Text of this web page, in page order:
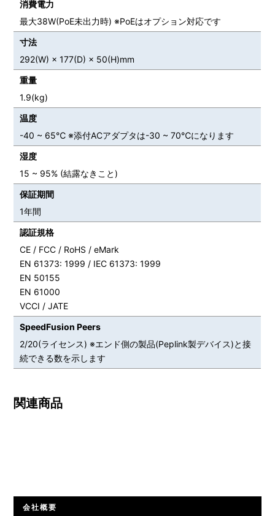
消費電力
最大38W(PoE未出力時) ※PoEはオプション対応です
寸法
292(W) × 177(D) × 50(H)mm
重量
1.9(kg)
温度
-40 ~ 65℃ ※添付ACアダプタは-30 ~ 70℃になります
湿度
15 ~ 95% (結露なきこと)
保証期間
1年間
認証規格
CE / FCC / RoHS / eMark
EN 61373: 1999 / IEC 61373: 1999
EN 50155
EN 61000
VCCI / JATE
SpeedFusion Peers
2/20(ライセンス) ※エンド側の製品(Peplink製デバイス)と接
続できる数を示します
関連商品
会社概要